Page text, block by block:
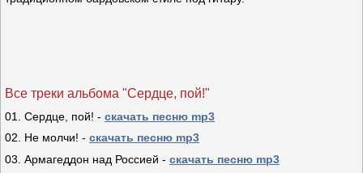
Все треки альбома "Сердце, пой!"
01. Сердце, пой! - скачать песню mp3
02. Не молчи! - скачать песню mp3
03. Армагеддон над Россией - скачать песню mp3